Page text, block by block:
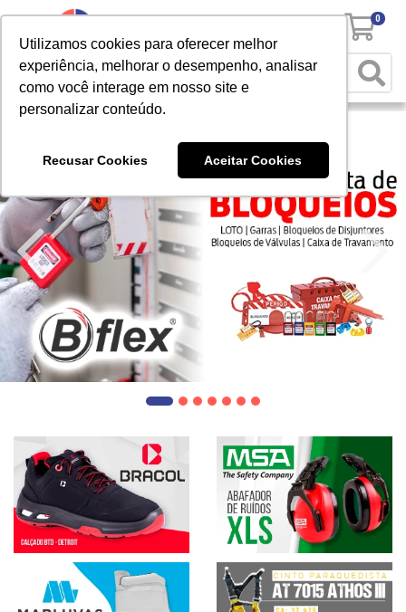
Utilizamos cookies para oferecer melhor
experiência, melhorar o desempenho, analisar
como você interage em nosso site e
personalizar conteúdo.
Recusar Cookies Aceitar Cookies
0